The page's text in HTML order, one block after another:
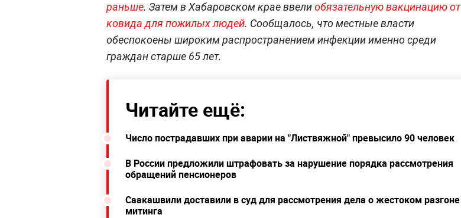
раньше. Затем в Хабаровском крае ввелиобязательную вакцинацию от
ковида для пожилых людей. Сообщалось, что местные власти
обеспокоены широким распространением инфекции именно среди
граждан старше 65 лет.
Читайте ещё:
Число пострадавших при аварии на "Листвяжной" превысило 90 человек
В России предложили штрафовать за нарушение порядка рассмотрения
обращений пенсионеров
Саакашвили доставили в суд для рассмотрения дела о жестоком разгоне
митинга